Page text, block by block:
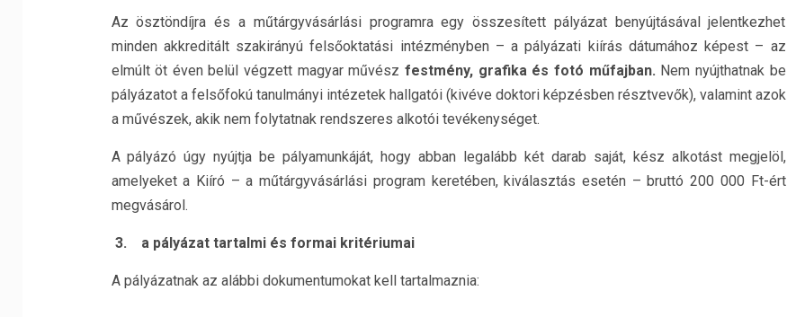
Az ösztöndíjra és a műtárgyvásárlási programra egy összesített pályázat benyújtásával jelentkezhet
minden akkreditált szakirányú felsőoktatási intézményben – a pályázati kiírás dátumához képest – az
elmúlt öt éven belül végzett magyar művész festmény, grafika és fotó műfajban. Nem nyújthatnak be
pályázatot a felsőfokú tanulmányi intézetek hallgatói (kivéve doktori képzésben résztvevők), valamint azok
a művészek, akik nem folytatnak rendszeres alkotói tevékenységet.
A pályázó úgy nyújtja be pályamunkáját, hogy abban legalább két darab saját, kész alkotást megjelöl,
amelyeket a Kiíró – a műtárgyvásárlási program keretében, kiválasztás esetén – bruttó 200 000 Ft-ért
megvásárol.
3. a pályázat tartalmi és formai kritériumai
A pályázatnak az alábbi dokumentumokat kell tartalmaznia: